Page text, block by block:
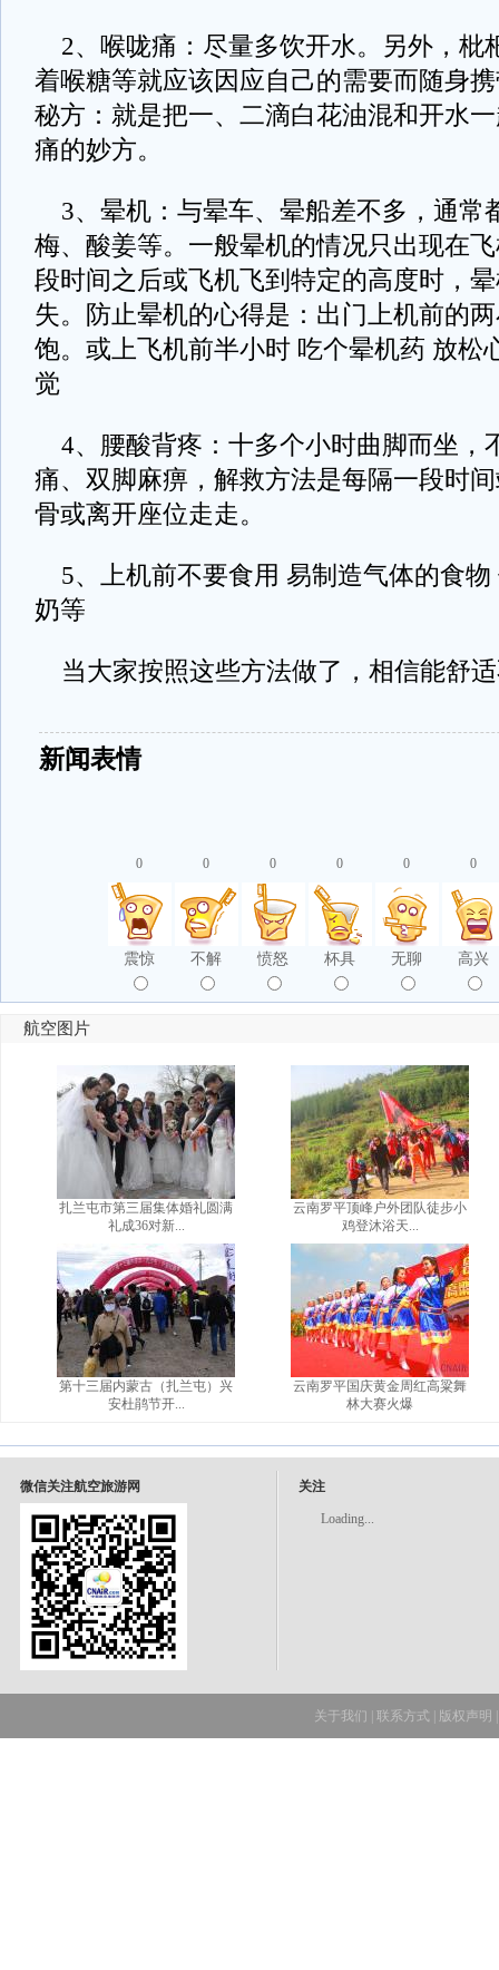
2、喉咙痛：尽量多饮开水。另外，枇
着喉糖等就应该因应自己的需要而随身
秘方：就是把一、二滴白花油混和开水
痛的妙方。
3、晕机：与晕车、晕船差不多，通常
梅、酸姜等。一般晕机的情况只出现在
段时间之后或飞机飞到特定的高度时，
失。防止晕机的心得是：出门上机前的
饱。或上飞机前半小时 吃个晕机药 放松
觉
4、腰酸背疼：十多个小时曲脚而坐，
痛、双脚麻痹，解救方法是每隔一段时
骨或离开座位走走。
5、上机前不要食用 易制造气体的食物
奶等
当大家按照这些方法做了，相信能舒
新闻表情
0
震惊
0
不解
0
愤怒
0
杯具
0
无聊
0
高兴
航空图片
扎兰屯市第三届集体婚礼圆满
礼成36对新...
第十三届内蒙古（扎兰屯）兴
安杜鹃节开...
云南罗平顶峰户外团队徒步小
鸡登沐浴天...
云南罗平国庆黄金周红高粱舞
林大赛火爆
微信关注航空旅游网 关注
Loading...
关于我们 联系方式 版权声明